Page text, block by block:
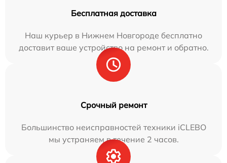
Бесплатная доставка
Наш курьер в Нижнем Новгороде бесплатно
доставит ваше устройство на ремонт и обратно.
Срочный ремонт
Большинство неисправностей техники iCLEBO
мы устраняем в течение 2 часов.